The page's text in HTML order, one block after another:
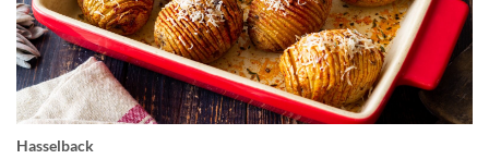
Hasselback